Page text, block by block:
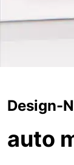
Design-
auto